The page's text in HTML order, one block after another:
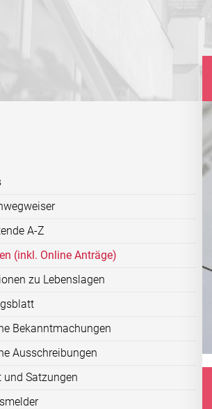
A-Z
(inkl. Online Anträge)
zu Lebenslagen
Bekanntmachungen
Ausschreibungen
und Satzungen